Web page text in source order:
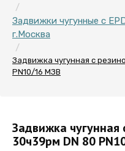
Задвижки чугунные с
г.Москва
Задвижка чугунная с
PN10/16 МЗВ
Задвижка
30ч39рм DN 80